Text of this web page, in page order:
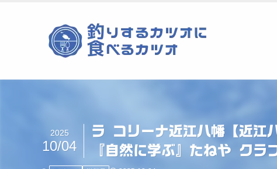
ラ コリーナ近江八幡【近江
『自然に学ぶ』たねや ク
2025
10/04